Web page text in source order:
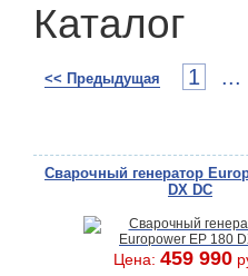
Каталог
<< Предыдущая 1 ...
Сварочный генератор
DX DC
Цена: 459 990